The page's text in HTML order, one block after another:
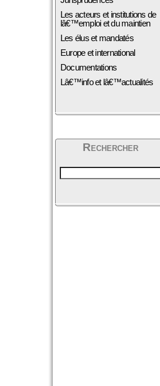
Les acteurs et institutions de
lâ€™emploi et du maintien
Les élus et mandatés
Europe et international
Documentations
Lâ€™info et lâ€™actualités
Rechercher